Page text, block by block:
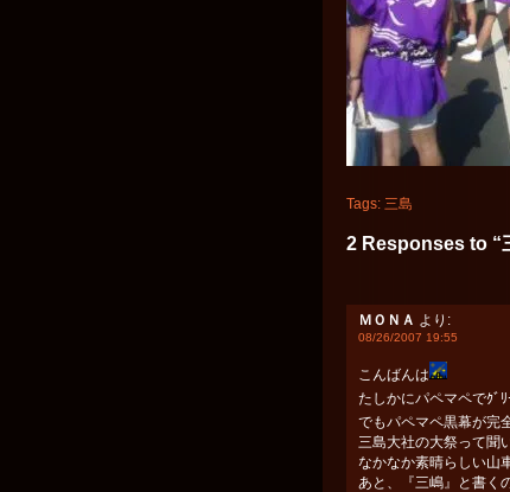
Tags: 三島
2 Responses to “
ＭＯＮＡ より:
08/26/2007 19:55
こんばんは
たしかにパペマペでｸﾞ
でもパペマペ黒幕が完
三島大社の大祭って聞
なかなか素晴らしい山
あと、『三嶋』と書く